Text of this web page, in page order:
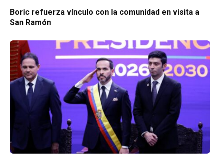
Boric refuerza vínculo con la comunidad en visita a
San Ramón